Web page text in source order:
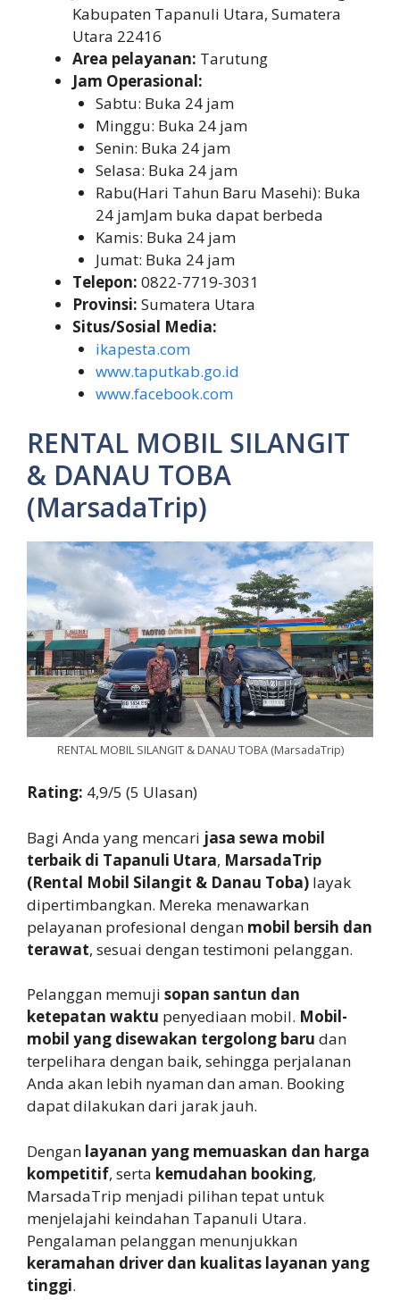
Kabupaten Tapanuli Utara, Sumatera
Utara 22416
Area pelayanan: Tarutung
Jam Operasional:
Sabtu: Buka 24 jam
Minggu: Buka 24 jam
Senin: Buka 24 jam
Selasa: Buka 24 jam
Rabu(Hari Tahun Baru Masehi): Buka
24 jamJam buka dapat berbeda
Kamis: Buka 24 jam
Jumat: Buka 24 jam
Telepon: 0822-7719-3031
Provinsi: Sumatera Utara
Situs/Sosial Media:
ikapesta.com
www.taputkab.go.id
www.facebook.com
RENTAL MOBIL SILANGIT
& DANAU TOBA
(MarsadaTrip)
RENTAL MOBIL SILANGIT & DANAU TOBA (MarsadaTrip)
Rating: 4,9/5 (5 Ulasan)
Bagi Anda yang mencari jasa sewa mobil
terbaik di Tapanuli Utara, MarsadaTrip
(Rental Mobil Silangit & Danau Toba) layak
dipertimbangkan. Mereka menawarkan
pelayanan profesional dengan mobil bersih dan
terawat, sesuai dengan testimoni pelanggan.
Pelanggan memuji sopan santun dan
ketepatan waktu penyediaan mobil. Mobil-
mobil yang disewakan tergolong baru dan
terpelihara dengan baik, sehingga perjalanan
Anda akan lebih nyaman dan aman. Booking
dapat dilakukan dari jarak jauh.
Dengan layanan yang memuaskan dan harga
kompetitif, serta kemudahan booking,
MarsadaTrip menjadi pilihan tepat untuk
menjelajahi keindahan Tapanuli Utara.
Pengalaman pelanggan menunjukkan
keramahan driver dan kualitas layanan yang
tinggi.